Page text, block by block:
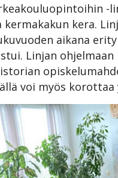
-
kera.
aikana
Linjan
voi myös